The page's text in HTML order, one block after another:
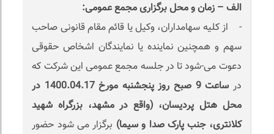
الف – زمان و محل برگزاری مجمع عمومی:
- از کلیه سهامداران، وکیل یا قائم مقام قانونی صاحب
سهم و همچنین نماینده یا نمایندگان اشخاص حقوقی
دعوت می-شود تا در جلسه مجمع عمومی این شرکت که
در
ساعت 9 صبح روز پنجشنبه مورخ 1400.04.17 در
محل هتل پردیسان، (واقع در مشهد، بزرگراه شهید
کلانتری، جنب پارک صدا و سیما) برگزار می شود حضور